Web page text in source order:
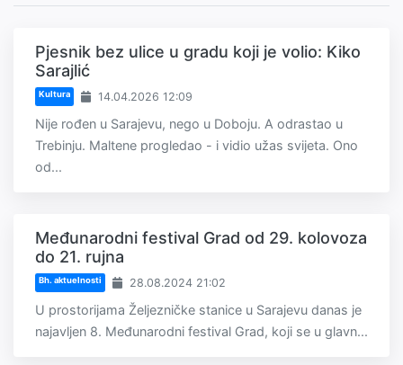
Pjesnik bez ulice u gradu koji je volio: Kiko
Sarajlić
Kultura 14.04.2026 12:09
Nije rođen u Sarajevu, nego u Doboju. A odrastao u
Trebinju. Maltene progledao - i vidio užas svijeta. Ono
od...
Međunarodni festival Grad od 29. kolovoza
do 21. rujna
Bh. aktuelnosti 28.08.2024 21:02
U prostorijama Željezničke stanice u Sarajevu danas je
najavljen 8. Međunarodni festival Grad, koji se u glavn...